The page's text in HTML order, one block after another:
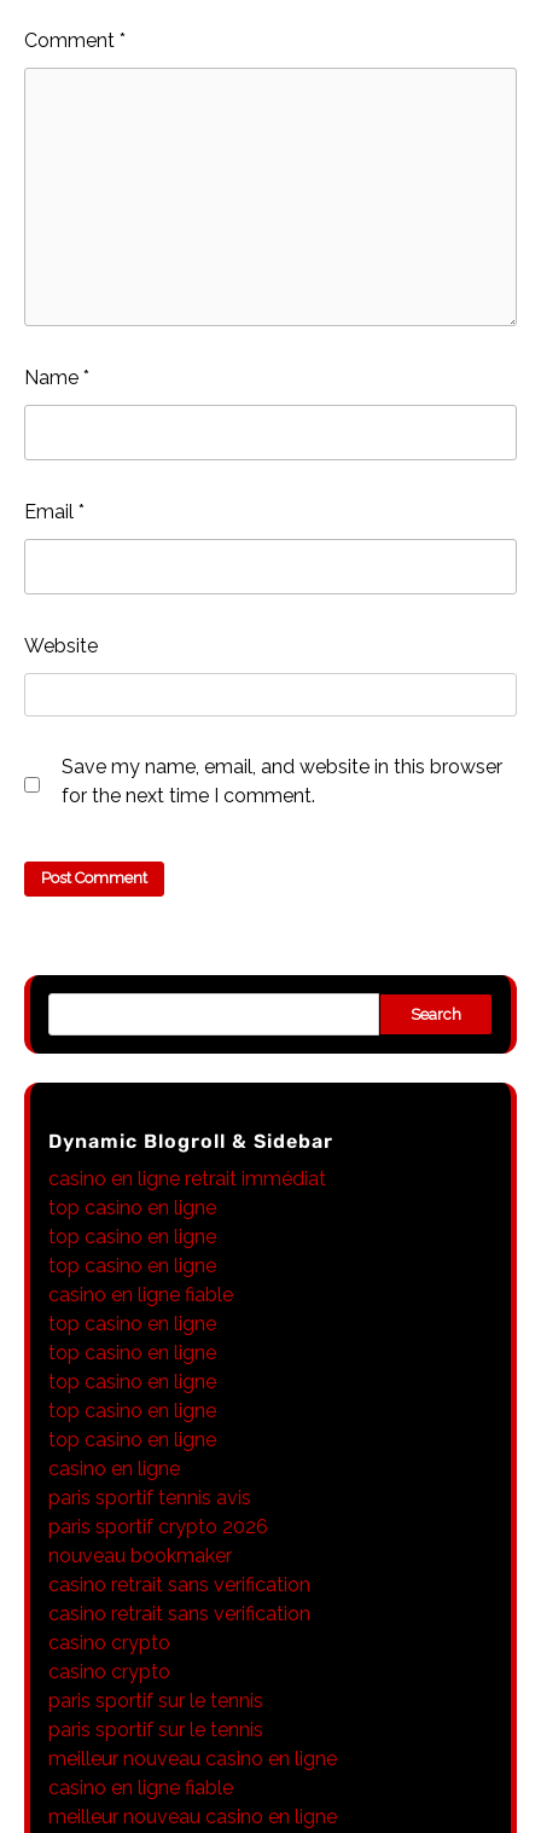
Comment *
Name *
Email *
Website
Save my name, email, and website in this browser
for the next time I comment.
Search
Dynamic Blogroll & Sidebar
casino en ligne retrait immédiat
top casino en ligne
top casino en ligne
top casino en ligne
casino en ligne fiable
top casino en ligne
top casino en ligne
top casino en ligne
top casino en ligne
top casino en ligne
casino en ligne
paris sportif tennis avis
paris sportif crypto 2026
nouveau bookmaker
casino retrait sans verification
casino retrait sans verification
casino crypto
casino crypto
paris sportif sur le tennis
paris sportif sur le tennis
meilleur nouveau casino en ligne
casino en ligne fiable
meilleur nouveau casino en ligne